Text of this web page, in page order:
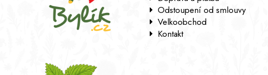
Odstoupení od smlouvy
Velkoobchod
Kontakt